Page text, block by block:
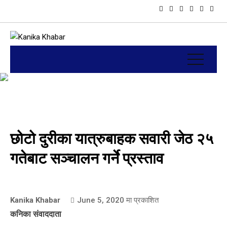
छोटो दुरीका यात्रुबाहक सवारी जेठ २५
गतेबाट सञ्चालन गर्ने प्रस्ताव
Kanika Khabar June 5, 2020 मा प्रकाशित
कनिका संवाददाता